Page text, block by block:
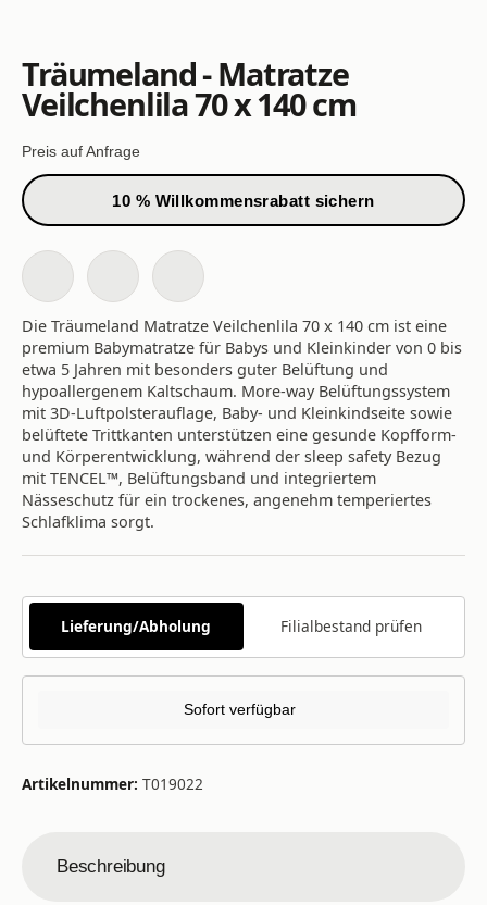
Träumeland - Matratze
Veilchenlila 70 x 140 cm
Preis auf Anfrage
10 % Willkommensrabatt sichern
Die Träumeland Matratze Veilchenlila 70 x 140 cm ist eine
premium Babymatratze für Babys und Kleinkinder von 0 bis
etwa 5 Jahren mit besonders guter Belüftung und
hypoallergenem Kaltschaum. More-way Belüftungssystem
mit 3D-Luftpolsterauflage, Baby- und Kleinkindseite sowie
belüftete Trittkanten unterstützen eine gesunde Kopfform-
und Körperentwicklung, während der sleep safety Bezug
mit TENCEL™, Belüftungsband und integriertem
Nässeschutz für ein trockenes, angenehm temperiertes
Schlafklima sorgt.
Lieferung/Abholung Filialbestand prüfen
Sofort verfügbar
Artikelnummer: T019022
Beschreibung